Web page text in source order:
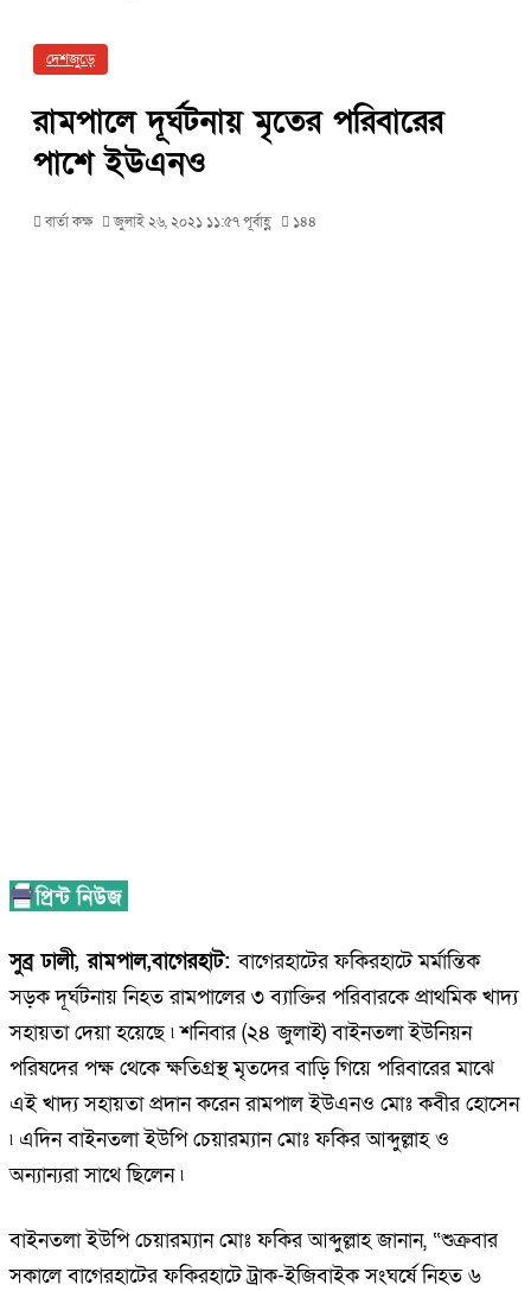
দেশজুড়ে
রামপালে দূর্ঘটনায় মৃতের পরিবারের
পাশে ইউএনও
বার্তা কক্ষ জুলাই ২৬, ২০২১ ১১:৫৭ পূর্বাহ্ণ ১৪৪
সুব্র ঢালী, রামপাল,বাগেরহাট:বাগেরহাটের ফকিরহাটে মর্মান্তিক
সড়ক দূর্ঘটনায় নিহত রামপালের ৩ ব্যাক্তির পরিবারকে প্রাথমিক খাদ্য
সহায়তা দেয়া হয়েছে ৷ শনিবার (২৪ জুলাই) বাইনতলা ইউনিয়ন
পরিষদের পক্ষ থেকে ক্ষতিগ্রস্থ মৃতদের বাড়ি গিয়ে পরিবারের মাঝে
এই খাদ্য সহায়তা প্রদান করেন রামপাল ইউএনও মোঃ কবীর হোসেন
৷ এদিন বাইনতলা ইউপি চেয়ারম্যান মোঃ ফকির আব্দুল্লাহ ও
অন্যান্যরা সাথে ছিলেন ৷
বাইনতলা ইউপি চেয়ারম্যান মোঃ ফকির আব্দুল্লাহ জানান, “শুক্রবার
সকালে বাগেরহাটের ফকিরহাটে ট্রাক-ইজিবাইক সংঘর্ষে নিহত ৬